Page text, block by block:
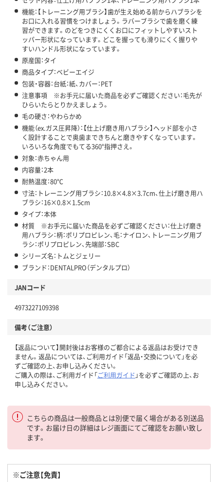
機能：【トレーニング用ブラシ】歯が生え始める前からハブラシを
お口に入れる習慣をつけましょう。ラバーブラシで歯を磨く練
習ができます。のどをつきにくくお口にフィットしやすいスト
ッパー形状になっています。どこを握っても滑りにくく握りや
すいハンドル形状になっています。
原産国：タイ
商品タイプ：ベビーエイジ
包装・容器：台紙：紙、カバー：PET
注意事項 ※お手元に届いた商品を必ずご確認ください：毛先が
ひらいたらとりかえましょう。
毛の硬さ：やわらかめ
機能（ex.ガス圧昇降）：【仕上げ磨き用ハブラシ】ヘッド部を小さ
く設計することで奥歯まできちんと磨きやすくなっています。
いろいろな角度でもてる360°指押さえ。
対象：赤ちゃん用
内容量：2本
耐熱温度：80℃
寸法：トレーニング用ブラシ：10.8×4.8×3.7cm、仕上げ磨き用ハ
ブラシ：16×0.8×1.5cm
タイプ：本体
材質 ※お手元に届いた商品を必ずご確認ください：仕上げ磨き
用ハブラシ：柄：ポリプロピレン、毛：ナイロン、トレーニング用ブ
ラシ：ポリプロピレン、先端部：SBC
シリーズ名：トムとジェリー
ブランド：DENTALPRO（デンタルプロ）
JANコード
4973227109398
備考（ご注意）
【返品について】開封後はお客様のご都合による返品はお受けでき
ません。返品については、ご利用ガイド「返品・交換について」を必
ずご確認の上、お申し込みください。
ご購入の際は、ご利用ガイド「ご利用ガイド 」を必ずご確認の上、お
申し込みください。
こちらの商品は一般商品とは別便で届く場合がある別送品
です。お届け日の詳細はレジ画面にてご確認をお願い致し
ます。
※ご注意【免責】